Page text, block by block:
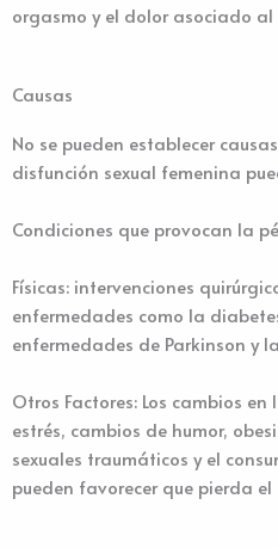
orgasmo y el dolor asociado al
Causas
No se pueden establecer
disfunción sexual femenina
Condiciones que provocan la
Físicas: intervenciones
enfermedades como la
enfermedades de Parkinson y
Otros Factores: Los cambios
estrés, cambios de humor,
sexuales traumáticos y el
pueden favorecer que pierda el